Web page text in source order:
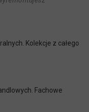
Kolekcje z całego
Fachowe